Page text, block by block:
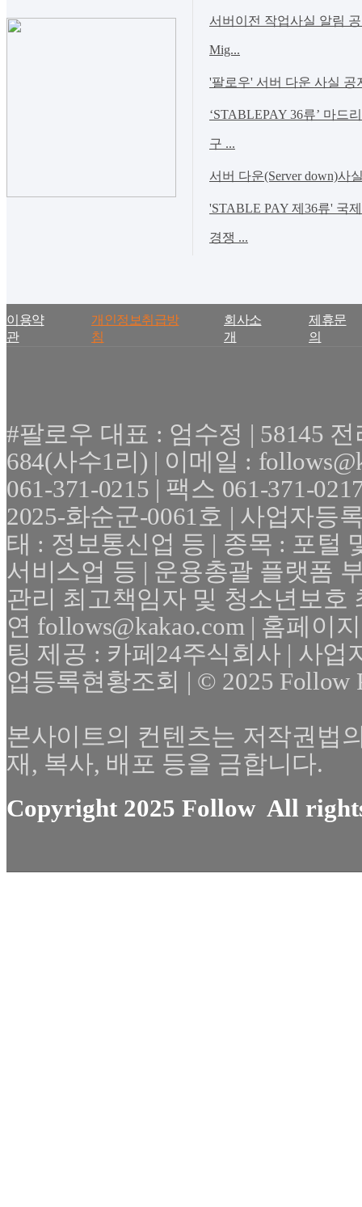
서버이전 작업사실 알림 공
Mig...
'팔로우' 서버 다운 사실 공
‘STABLEPAY 36류’ 마드
구 ...
서버 다운(Server down)사
'STABLE PAY 제36류' 국
경쟁 ...
이용약
관
개인정보취급방
침
회사소
개
제휴문
의
#팔로우 대표 : 엄수정 | 58145
684(사수1리) | 이메일 :
061-371-0215 | 팩스 061-371-
2025-화순군-0061호 | 사업자등
태 : 정보통신업 등 | 종목 : 포털
서비스업 등 | 운용총괄 플랫폼
관리 최고책임자 및 청소년보호
연 follows@kakao.com | 홈페이
팅 제공 : 카페24주식회사 | 사
업등록현황조회 | © 2025 Follow
본사이트의 컨텐츠는 저작권법
재, 복사, 배포 등을 금합니다.
Copyright 2025 Follow All